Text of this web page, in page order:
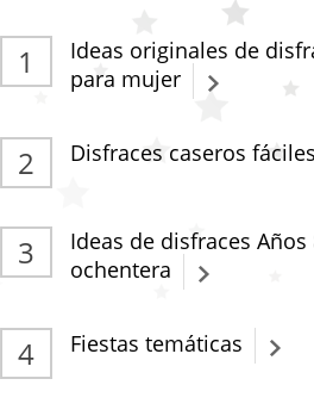
Ideas originales de
para mujer
Disfraces caseros
Ideas de disfraces
ochentera
Fiestas temáticas